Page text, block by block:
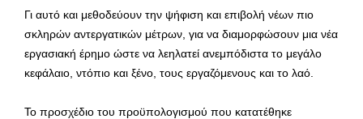
Γι αυτό και μεθοδεύουν την ψήφιση και επιβολή νέων πιο
σκληρών αντεργατικών μέτρων, για να διαμορφώσουν μια νέα
εργασιακή έρημο ώστε να λεηλατεί ανεμπόδιστα το μεγάλο
κεφάλαιο, ντόπιο και ξένο, τους εργαζόμενους και το λαό.
Το προσχέδιο του προϋπολογισμού που κατατέθηκε